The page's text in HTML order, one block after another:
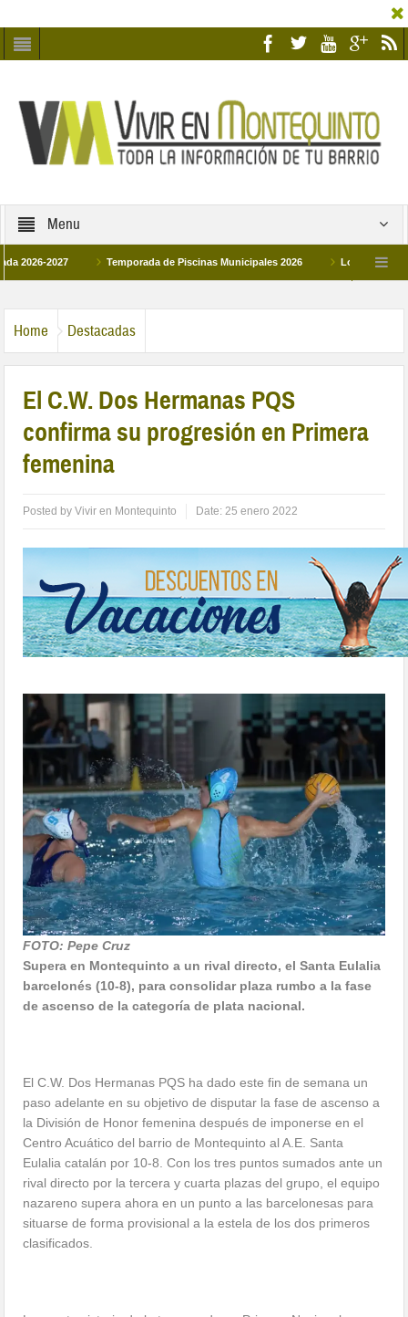
Menu
Temporada de Piscinas Municipales 2026 Los Campus de
Home Destacadas
El C.W. Dos Hermanas PQS
confirma su progresión en Primera
femenina
Posted byVivir en Montequinto Date:25 enero 2022
FOTO: Pepe Cruz
Supera en Montequinto a un rival directo, el Santa Eulalia
barcelonés (10-8), para consolidar plaza rumbo a la fase
de ascenso de la categoría de plata nacional.
El C.W. Dos Hermanas PQS ha dado este fin de semana un
paso adelante en su objetivo de disputar la fase de ascenso a
la División de Honor femenina después de imponerse en el
Centro Acuático del barrio de Montequinto al A.E. Santa
Eulalia catalán por 10-8. Con los tres puntos sumados ante un
rival directo por la tercera y cuarta plazas del grupo, el equipo
nazareno supera ahora en un punto a las barcelonesas para
situarse de forma provisional a la estela de los dos primeros
clasificados.